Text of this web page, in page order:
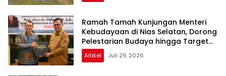
Ramah Tamah Kunjungan Menteri
Kebudayaan di Nias Selatan, Dorong
Pelestarian Budaya hingga Target
UNESCO
Artikel Juli 29, 2026